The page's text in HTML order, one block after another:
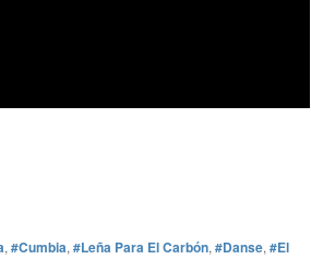
, #Cumbia, #Leña Para El Carbón, #Danse, #El